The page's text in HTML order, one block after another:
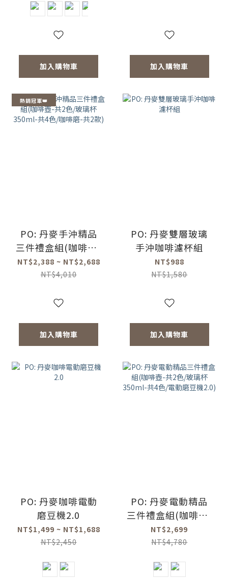
加入購物車 加入購物車
熱銷冠軍👑
PO: 丹麥手沖精品
三件禮盒組(咖啡壺-
共2色/玻璃杯
350ml-共4色/咖啡
NT$2,388 ~ NT$2,688
NT$4,010
加入購物車
PO: 丹麥雙層玻璃
手沖咖啡濾杯組
NT$988
NT$1,580
加入購物車
PO: 丹麥咖啡電動
磨豆機2.0
NT$1,499 ~ NT$1,688
NT$2,450
PO: 丹麥電動精品
三件禮盒組(咖啡壺-
共2色/玻璃杯
350ml-共4色/電動
NT$2,699
NT$4,780